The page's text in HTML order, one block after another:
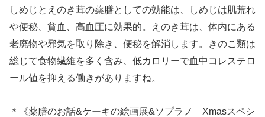
しめじとえのき茸の薬膳としての効能は、しめじは肌荒れ
や便秘、 貧血、高血圧に効果的。えのき茸は、体内にある
老廃物や邪気を取 り除き、便秘を解消します。きのこ類は
総じて食物繊維を多く含み 、低カロリーで血中コレステロ
ール値を抑える働きがありますね。
＊《薬膳のお話&ケーキの絵画展&ソプラノ Xmasスペシ